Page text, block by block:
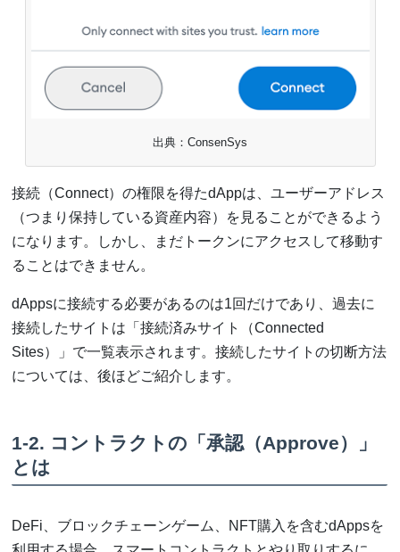
出典：ConsenSys
接続（Connect）の権限を得たdAppは、ユーザーアドレス
（つまり保持している資産内容）を見ることができるよう
になります。しかし、まだトークンにアクセスして移動す
ることはできません。
dAppsに接続する必要があるのは1回だけであり、過去に
接続したサイトは「接続済みサイト（Connected
Sites）」で一覧表示されます。接続したサイトの切断方法
については、後ほどご紹介します。
1-2. コントラクトの「承認（Approve）」
とは
DeFi、ブロックチェーンゲーム、NFT購入を含むdAppsを